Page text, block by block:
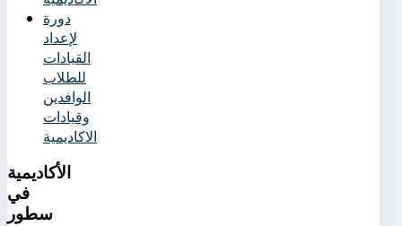
دورة
لإعداد
القيادات
للطلاب
الوافدين
وقيادات
الاكاديمية
الأكاديمية
في
سطور